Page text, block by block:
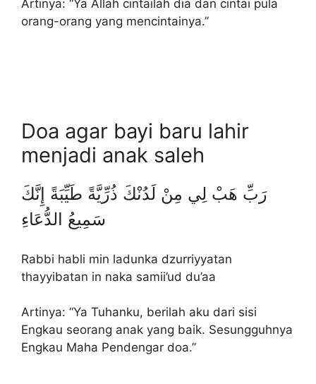
Artinya: “Ya Allah cintailah dia dan cintai pula
orang-orang yang mencintainya.”
Doa agar bayi baru lahir
menjadi anak saleh
رَبِّ هَبْ لِي مِنْ لَدُنْكَ ذُرِّيَّةً طَيِّبَةً إِنَّكَ
سَمِيعُ الدُّعَاءِ
Rabbi habli min ladunka dzurriyyatan
thayyibatan in naka samii’ud du’aa
Artinya: “Ya Tuhanku, berilah aku dari sisi
Engkau seorang anak yang baik. Sesungguhnya
Engkau Maha Pendengar doa.”